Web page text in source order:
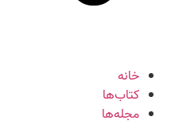
خانه
کتاب‌ها
مجله‌ها